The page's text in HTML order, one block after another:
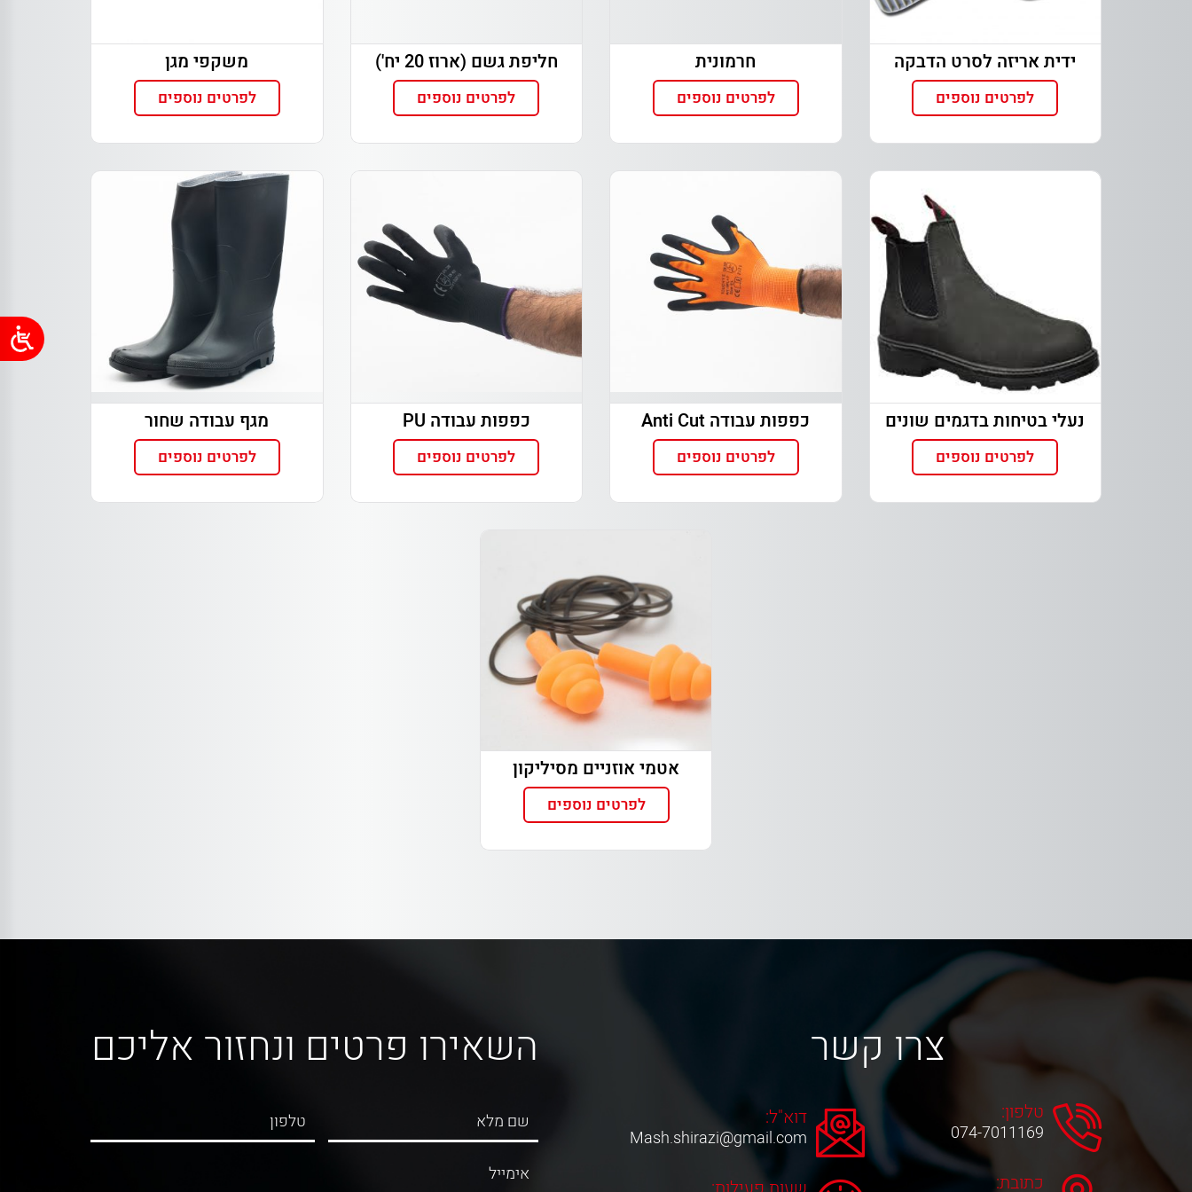
ידית אריזה לסרט הדבקה
לפרטים נוספים
חרמונית
לפרטים נוספים
חליפת גשם (ארוז 20 יח')
לפרטים נוספים
משקפי מגן
לפרטים נוספים
נעלי בטיחות בדגמים שונים
לפרטים נוספים
כפפות עבודה Anti Cut
לפרטים נוספים
כפפות עבודה PU
לפרטים נוספים
מגף עבודה שחור
לפרטים נוספים
אטמי אוזניים מסיליקון
לפרטים נוספים
צרו קשר
טלפון:
074-7011169
כתובת:
דוא"ל:
Mash.shirazi@gmail.com
השאירו פרטים ונחזור אליכם